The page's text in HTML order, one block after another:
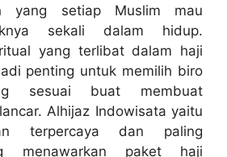
yang setiap Muslim mau
sekali dalam hidup.
yang terlibat dalam haji
penting untuk memilih biro
sesuai buat membuat
Alhijaz Indowisata yaitu
terpercaya dan paling
menawarkan paket haji